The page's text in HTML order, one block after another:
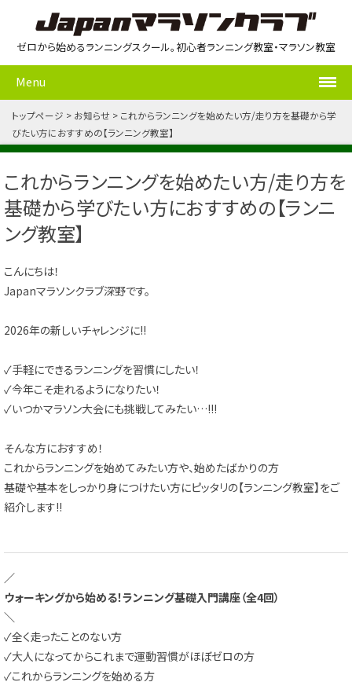
ゼロから始めるランニングスクール。初心者ランニング教室・マラソン教室
Menu
トップページ お知らせ
これからランニングを始めたい方/走り方を基礎から学
びたい方におすすめの【ランニング教室】
これからランニングを始めたい方/走り方を
基礎から学びたい方におすすめの【ランニ
ング教室】
こんにちは！
Japanマラソンクラブ深野です。
2026年の新しいチャレンジに!!
✓手軽にできるランニングを習慣にしたい！
✓今年こそ走れるようになりたい！
✓いつかマラソン大会にも挑戦してみたい…!!!
そんな方におすすめ！
これからランニングを始めてみたい方や、始めたばかりの方
基礎や基本をしっかり身につけたい方にピッタリの【ランニング教室】をご
紹介します!!
／
ウォーキングから始める！ランニング基礎入門講座（全4回）
＼
✓全く走ったことのない方
✓大人になってからこれまで運動習慣がほぼゼロの方
✓これからランニングを始める方